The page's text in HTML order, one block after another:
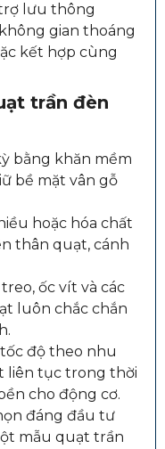
lưu thông
gian thoáng
kết hợp cùng
trần đèn
bằng khăn mềm
bề mặt vân gỗ
hoặc hóa chất
thân quạt, cánh
ốc vít và các
luôn chắc chắn
độ theo nhu
liên tục trong thời
cho động cơ.
đáng đầu tư
mẫu quạt trần